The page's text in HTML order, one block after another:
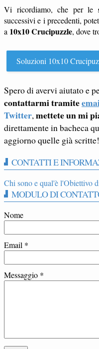
Vi ricordiamo, che per le
successivi e i precedenti,
a 10x10 Crucipuzzle, dove
Soluzioni 10x10
Spero di avervi aiutato e
contattarmi tramite
Twitter, mettete un mi
direttamente in bacheca
aggiorno quelle già scritte!
CONTATTI E
Chi sono e qual'è l'Obiettivo
MODULO DI
Nome
Email *
Messaggio *